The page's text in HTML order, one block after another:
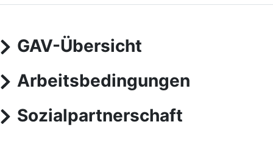
GAV-Übersicht
Arbeitsbedingungen
Sozialpartnerschaft